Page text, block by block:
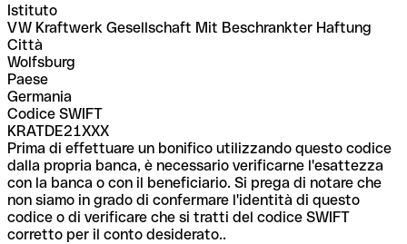
Istituto
VW Kraftwerk Gesellschaft Mit Beschrankter Haftung
Città
Wolfsburg
Paese
Germania
Codice SWIFT
KRATDE21XXX
Prima di effettuare un bonifico utilizzando questo codice
dalla propria banca, è necessario verificarne l'esattezza
con la banca o con il beneficiario. Si prega di notare che
non siamo in grado di confermare l'identità di questo
codice o di verificare che si tratti del codice SWIFT
corretto per il conto desiderato..